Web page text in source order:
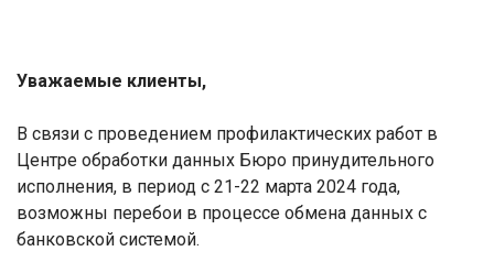
Уважаемые клиенты,
В связи с проведением профилактических работ в
Центре обработки данных Бюро принудительного
исполнения, в период с 21-22 марта 2024 года,
возможны перебои в процессе обмена данных с
банковской системой.